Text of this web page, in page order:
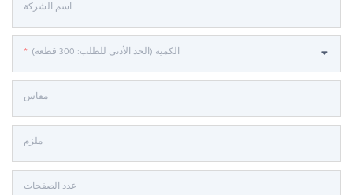
اسم الشركة
الكمية (الحد الأدنى للطلب: 300 قطعة)
مقاس
ملزم
عدد الصفحات